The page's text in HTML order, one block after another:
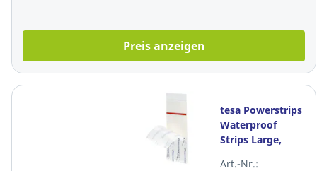
Preis anzeigen
tesa Powerstrips
Waterproof
Strips Large,
Art.-Nr.: